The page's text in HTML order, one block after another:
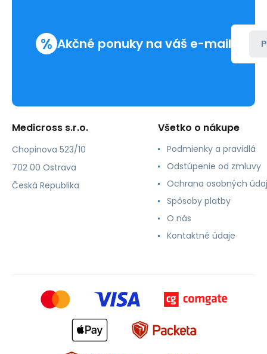
% Akčné ponuky na váš e-mail
Medicross s.r.o.
Chopinova 523/10
702 00 Ostrava
Česká Republika
Všetko o nákupe
Podmienky a pravidlá
Odstúpenie od zmluvy
Ochrana osobných
Spôsoby platby
O nás
Kontaktné údaje